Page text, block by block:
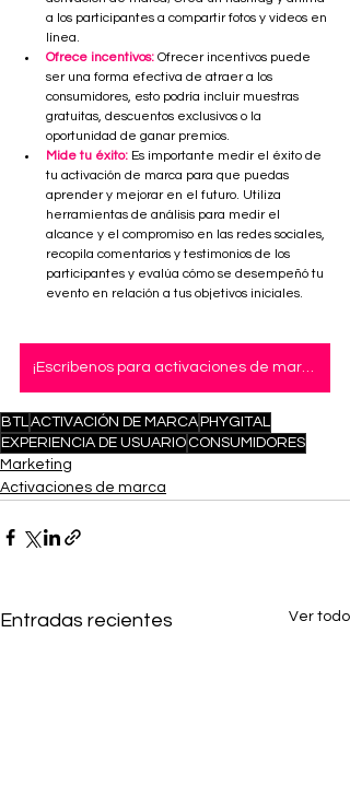
a los participantes a compartir fotos y videos en
línea.
Ofrece incentivos: Ofrecer incentivos puede
ser una forma efectiva de atraer a los
consumidores, esto podría incluir muestras
gratuitas, descuentos exclusivos o la
oportunidad de ganar premios.
Mide tu éxito: Es importante medir el éxito de
tu activación de marca para que puedas
aprender y mejorar en el futuro. Utiliza
herramientas de análisis para medir el
alcance y el compromiso en las redes sociales,
recopila comentarios y testimonios de los
participantes y evalúa cómo se desempeñó tu
evento en relación a tus objetivos iniciales.
¡Escríbenos para activaciones de marca innovadoras!
BTLACTIVACIÓN DE MARCA PHYGITAL
EXPERIENCIA DE USUARIO CONSUMIDORES
Marketing
Activaciones de marca
Entradas recientes Ver todo